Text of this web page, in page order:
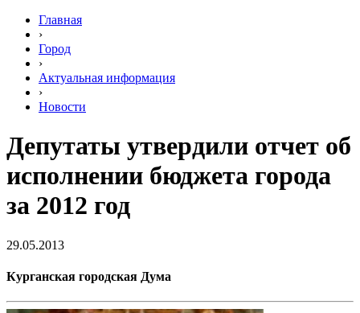
Главная
›
Город
›
Актуальная информация
›
Новости
Депутаты утвердили отчет об
исполнении бюджета города
за 2012 год
29.05.2013
Курганская городская Дума